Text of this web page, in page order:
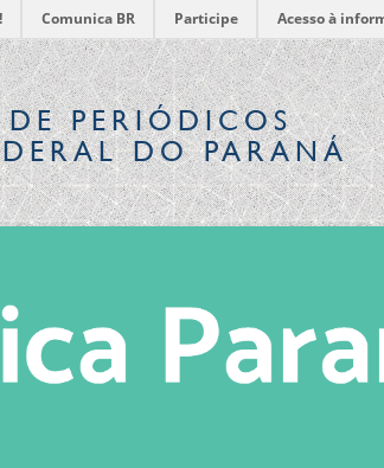
Comunica BR Participe Acesso à
PERIÓDICOS
DO PARANÁ